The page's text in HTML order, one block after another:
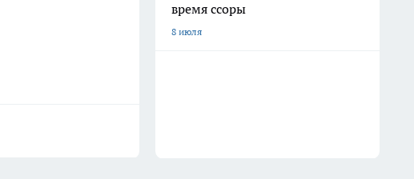
время ссоры
8 июля